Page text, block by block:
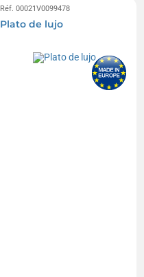
Réf. 00021V0099478
Plato de lujo